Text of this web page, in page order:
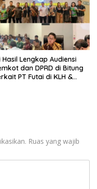
Hasil Lengkap Audiensi
dan DPRD di Bitung
PT Futai di KLH &
Ruas yang wajib